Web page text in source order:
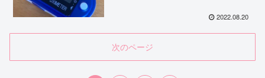
2022.08.20
次のページ